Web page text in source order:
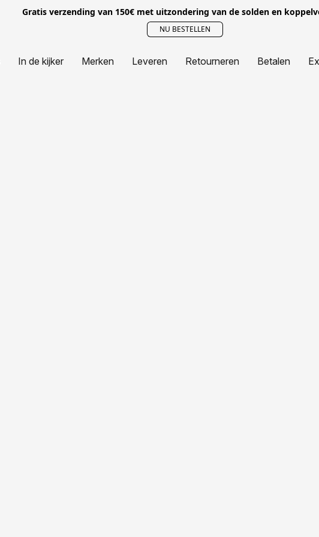
Gratis verzending van 150€ met uitzondering van de solden en
NU BESTELLEN
In de kijker Merken Leveren Retourneren Betalen